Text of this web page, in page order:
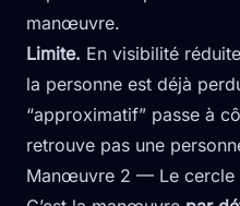
manœuvre.
Limite. En visibilité
la personne est déjà
“approximatif” passe à
retrouve pas une
Manœuvre 2 — Le cercle